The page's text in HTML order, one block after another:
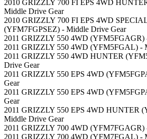
2010 GRIZZLY 700 FI EPS 4WD
Middle Drive Gear
2010 GRIZZLY 700 FI EPS 4WD
(YFM7FGPSEZ) - Middle Drive Gear
2011 GRIZZLY 550 4WD (YFM5FGAGR)
2011 GRIZZLY 550 4WD (YFM5FGAL) -
2011 GRIZZLY 550 4WD HUNTER
Drive Gear
2011 GRIZZLY 550 EPS 4WD
Gear
2011 GRIZZLY 550 EPS 4WD
Gear
2011 GRIZZLY 550 EPS 4WD HUNTER
Middle Drive Gear
2011 GRIZZLY 700 4WD (YFM7FGAGR)
2011 GRIZZLY 700 4WD (YFM7FGAL) -